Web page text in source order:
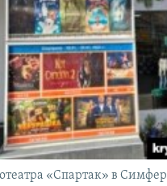
«Спартак» в